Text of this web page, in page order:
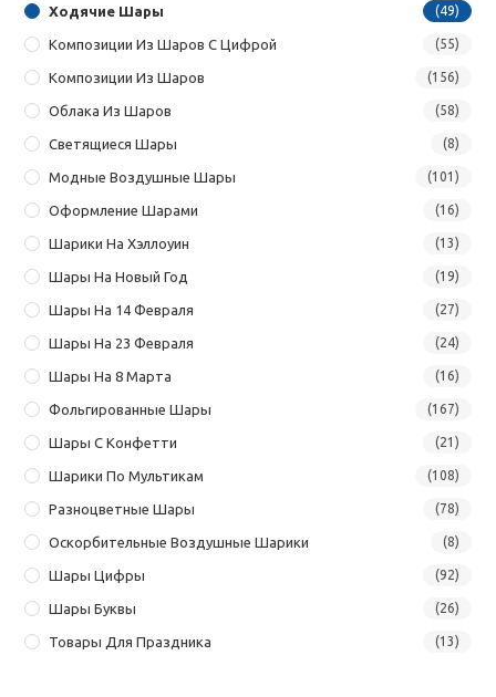
Ходячие Шары (49)
Композиции Из Шаров С Цифрой (55)
Композиции Из Шаров (156)
Облака Из Шаров (58)
Светящиеся Шары (8)
Модные Воздушные Шары (101)
Оформление Шарами (16)
Шарики На Хэллоуин (13)
Шары На Новый Год (19)
Шары На 14 Февраля (27)
Шары На 23 Февраля (24)
Шары На 8 Марта (16)
Фольгированные Шары (167)
Шары С Конфетти (21)
Шарики По Мультикам (108)
Разноцветные Шары (78)
Оскорбительные Воздушные Шарики (8)
Шары Цифры (92)
Шары Буквы (26)
Товары Для Праздника (13)